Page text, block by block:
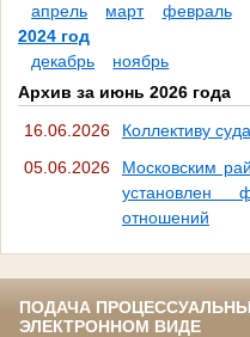
апрель
март
февраль
2024 год
декабрь
ноябрь
Архив за июнь 2026 года
16.06.2026
Коллективу
05.06.2026
Московским
установлен
отношений
ПОДАЧА
ЭЛЕКТРОННОМ ВИДЕ